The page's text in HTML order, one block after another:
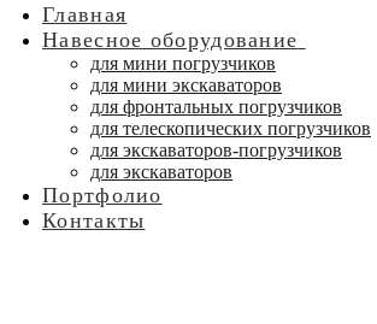
Главная
Навесное оборудование
для мини погрузчиков
для мини экскаваторов
для фронтальных погрузчиков
для телескопических погрузчиков
для экскаваторов-погрузчиков
для экскаваторов
Портфолио
Контакты